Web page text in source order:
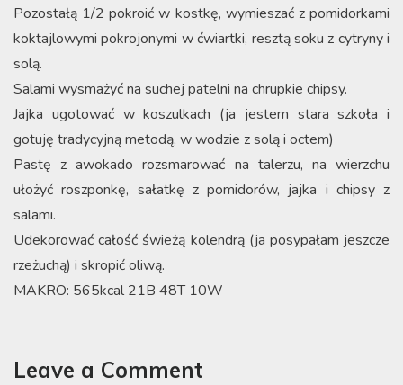
Pozostałą 1/2 pokroić w kostkę, wymieszać z pomidorkami
koktajlowymi pokrojonymi w ćwiartki, resztą soku z cytryny i
solą.
Salami wysmażyć na suchej patelni na chrupkie chipsy.
Jajka ugotować w koszulkach (ja jestem stara szkoła i
gotuję tradycyjną metodą, w wodzie z solą i octem)
Pastę z awokado rozsmarować na talerzu, na wierzchu
ułożyć roszponkę, sałatkę z pomidorów, jajka i chipsy z
salami.
Udekorować całość świeżą kolendrą (ja posypałam jeszcze
rzeżuchą) i skropić oliwą.
MAKRO: 565kcal 21B 48T 10W
Leave a Comment